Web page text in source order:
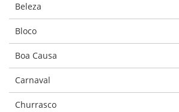
Beleza
Bloco
Boa Causa
Carnaval
Churrasco